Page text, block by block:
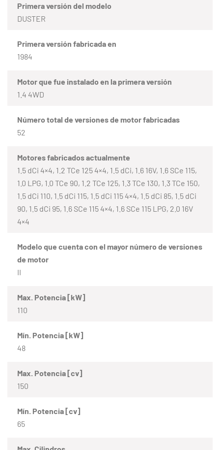
Primera versión del modelo
DUSTER
Primera versión fabricada en
1984
Motor que fue instalado en la primera versión
1.4 4WD
Número total de versiones de motor fabricadas
52
Motores fabricados actualmente
1.5 dCi 4×4, 1.2 TCe 125 4×4, 1.5 dCi, 1.6 16V, 1.6 SCe 115,
1.0 LPG, 1.0 TCe 90, 1.2 TCe 125, 1.3 TCe 130, 1.3 TCe 150,
1.5 dCi 110, 1.5 dCi 115, 1.5 dCi 115 4×4, 1.5 dCi 85, 1.5 dCi
90, 1.5 dCi 95, 1.6 SCe 115 4×4, 1.6 SCe 115 LPG, 2.0 16V
4×4
Modelo que cuenta con el mayor número de versiones
de motor
II
Max. Potencia [kW]
110
Mín. Potencia [kW]
48
Max. Potencia [cv]
150
Mín. Potencia [cv]
65